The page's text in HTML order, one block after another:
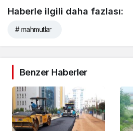
Haberle ilgili daha fazlası:
# mahmutlar
Benzer Haberler